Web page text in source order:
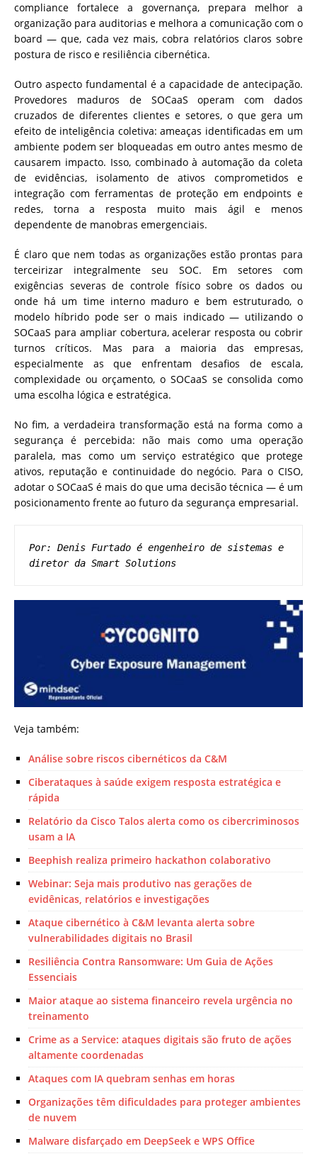
compliance fortalece a governança, prepara melhor a
organização para auditorias e melhora a comunicação com o
board — que, cada vez mais, cobra relatórios claros sobre
postura de risco e resiliência cibernética.
Outro aspecto fundamental é a capacidade de antecipação.
Provedores maduros de SOCaaS operam com dados
cruzados de diferentes clientes e setores, o que gera um
efeito de inteligência coletiva: ameaças identificadas em um
ambiente podem ser bloqueadas em outro antes mesmo de
causarem impacto. Isso, combinado à automação da coleta
de evidências, isolamento de ativos comprometidos e
integração com ferramentas de proteção em endpoints e
redes, torna a resposta muito mais ágil e menos
dependente de manobras emergenciais.
É claro que nem todas as organizações estão prontas para
terceirizar integralmente seu SOC. Em setores com
exigências severas de controle físico sobre os dados ou
onde há um time interno maduro e bem estruturado, o
modelo híbrido pode ser o mais indicado — utilizando o
SOCaaS para ampliar cobertura, acelerar resposta ou cobrir
turnos críticos. Mas para a maioria das empresas,
especialmente as que enfrentam desafios de escala,
complexidade ou orçamento, o SOCaaS se consolida como
uma escolha lógica e estratégica.
No fim, a verdadeira transformação está na forma como a
segurança é percebida: não mais como uma operação
paralela, mas como um serviço estratégico que protege
ativos, reputação e continuidade do negócio. Para o CISO,
adotar o SOCaaS é mais do que uma decisão técnica — é um
posicionamento frente ao futuro da segurança empresarial.
Por: Denis Furtado é engenheiro de sistemas e
diretor da Smart Solutions
Veja também:
Análise sobre riscos cibernéticos da C&M
Ciberataques à saúde exigem resposta estratégica e
rápida
Relatório da Cisco Talos alerta como os cibercriminosos
usam a IA
Beephish realiza primeiro hackathon colaborativo
Webinar: Seja mais produtivo nas gerações de
evidênicas, relatórios e investigações
Ataque cibernético à C&M levanta alerta sobre
vulnerabilidades digitais no Brasil
Resiliência Contra Ransomware: Um Guia de Ações
Essenciais
Maior ataque ao sistema financeiro revela urgência no
treinamento
Crime as a Service: ataques digitais são fruto de ações
altamente coordenadas
Ataques com IA quebram senhas em horas
Organizações têm dificuldades para proteger ambientes
de nuvem
Malware disfarçado em DeepSeek e WPS Office